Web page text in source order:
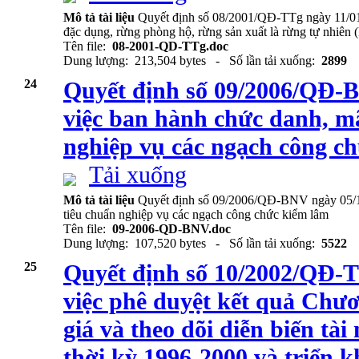
Mô tả tài liệu Quyết định số 08/2001/QĐ-TTg ngày 11/
đặc dụng, rừng phòng hộ, rừng sản xuất là rừng tự nhiên
Tên file: 08-2001-QD-TTg.doc
Dung lượng: 213,504 bytes - Số lần tải xuống: 2899
24
Quyết định số 09/2006/QĐ-
việc ban hành chức danh,
nghiệp vụ các ngạch công
Tải xuống
Mô tả tài liệu Quyết định số 09/2006/QĐ-BNV ngày 05/
tiêu chuẩn nghiệp vụ các ngạch công chức kiểm lâm
Tên file: 09-2006-QD-BNV.doc
Dung lượng: 107,520 bytes - Số lần tải xuống: 5522
25
Quyết định số 10/2002/QĐ-
việc phê duyệt kết quả
giá và theo dõi diễn biến